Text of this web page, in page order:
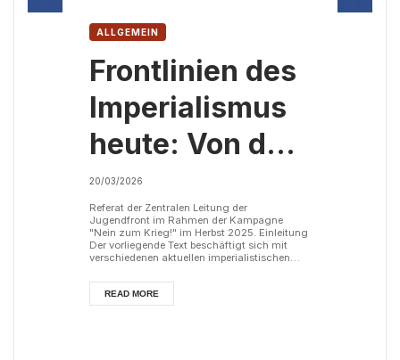
ALLGEMEIN
Frontlinien des
Imperialismus
heute: Von der
Ukraine bis
Palästina
20/03/2026
Referat der Zentralen Leitung der
Jugendfront im Rahmen der Kampagne
"Nein zum Krieg!" im Herbst 2025. Einleitung
Der vorliegende Text beschäftigt sich mit
verschiedenen aktuellen imperialistischen
vor allem die Ukraine und der Nahe Osten im
Mittelpunkt. Die Eskalation des Krieges in der
Ukraine hat zu umfassenden Diskussionen in
READ MORE